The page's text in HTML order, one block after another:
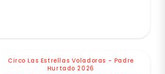
Circo Las Estrellas Voladoras - Padre
Hurtado 2026